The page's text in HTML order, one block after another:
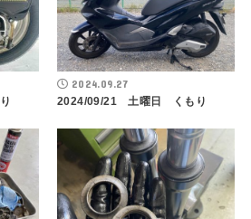
2024.09.27
2024/09/21 土曜日 くもり